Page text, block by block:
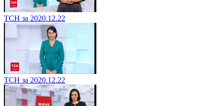
ТСН за 2020.12.22
ТСН за 2020.12.22